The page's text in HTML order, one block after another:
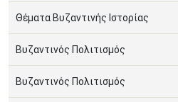
Θέματα Βυζαντινής Ιστορίας
Βυζαντινός Πολιτισμός
Βυζαντινός Πολιτισμός